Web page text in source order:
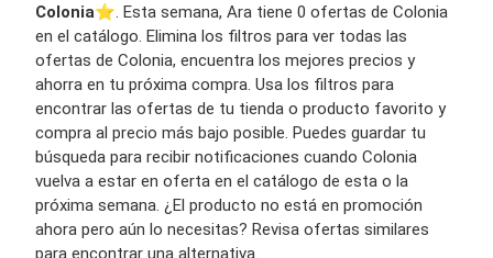
Colonia⭐️. Esta semana, Ara tiene 0 ofertas de Colonia
en el catálogo. Elimina los filtros para ver todas las
ofertas de Colonia, encuentra los mejores precios y
ahorra en tu próxima compra. Usa los filtros para
encontrar las ofertas de tu tienda o producto favorito y
compra al precio más bajo posible. Puedes guardar tu
búsqueda para recibir notificaciones cuando Colonia
vuelva a estar en oferta en el catálogo de esta o la
próxima semana. ¿El producto no está en promoción
ahora pero aún lo necesitas? Revisa ofertas similares
para encontrar una alternativa.